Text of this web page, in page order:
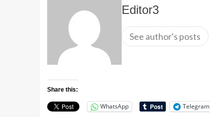
Editor3
See author's posts
Share this:
WhatsApp Telegram